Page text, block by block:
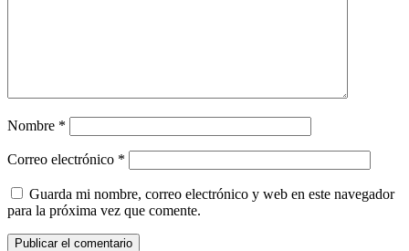
Nombre *
Correo electrónico *
Guarda mi nombre, correo electrónico y web en este navegador
para la próxima vez que comente.